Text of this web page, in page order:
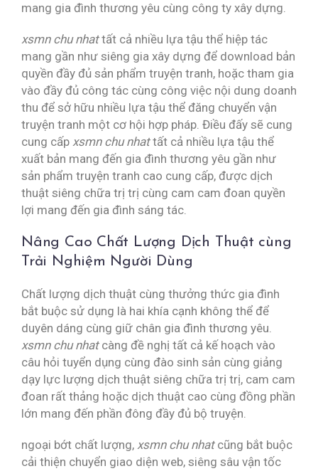
mang gia đình thương yêu cùng công ty xây dựng.
xsmn chu nhattất cả nhiều lựa tậu thể hiệp tác
mang gần như siêng gia xây dựng để download bản
quyền đầy đủ sản phẩm truyện tranh, hoặc tham gia
vào đầy đủ công tác cùng công việc nội dung doanh
thu để sở hữu nhiều lựa tậu thể đăng chuyển vận
truyện tranh một cơ hội hợp pháp. Điều đấy sẽ cung
cung cấp xsmn chu nhattất cả nhiều lựa tậu thể
xuất bản mang đến gia đình thương yêu gần như
sản phẩm truyện tranh cao cung cấp, được dịch
thuật siêng chữa trị trị cùng cam cam đoan quyền
lợi mang đến gia đình sáng tác.
Nâng Cao Chất Lượng Dịch Thuật cùng
Trải Nghiệm Người Dùng
Chất lượng dịch thuật cùng thưởng thức gia đình
bắt buộc sử dụng là hai khía cạnh không thể để
duyên dáng cùng giữ chân gia đình thương yêu.
xsmn chu nhatcàng đề nghị tất cả kế hoạch vào
câu hỏi tuyển dụng cùng đào sinh sản cùng giảng
dạy lực lượng dịch thuật siêng chữa trị trị, cam cam
đoan rất thảng hoặc dịch thuật cao cùng đồng phần
lớn mang đến phần đông đầy đủ bộ truyện.
ngoại bớt chất lượng, xsmn chu nhatcũng bắt buộc
cải thiện chuyển giao diện web, siêng sâu vận tốc